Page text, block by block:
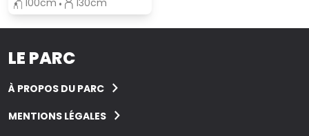
LE PARC
À PROPOS DU PARC
MENTIONS LÉGALES